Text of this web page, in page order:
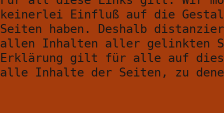
keinerlei Einfluß auf die
Seiten haben. Deshalb
allen Inhalten aller gelinkten
Erklärung gilt für alle auf dieser
alle Inhalte der Seiten, zu